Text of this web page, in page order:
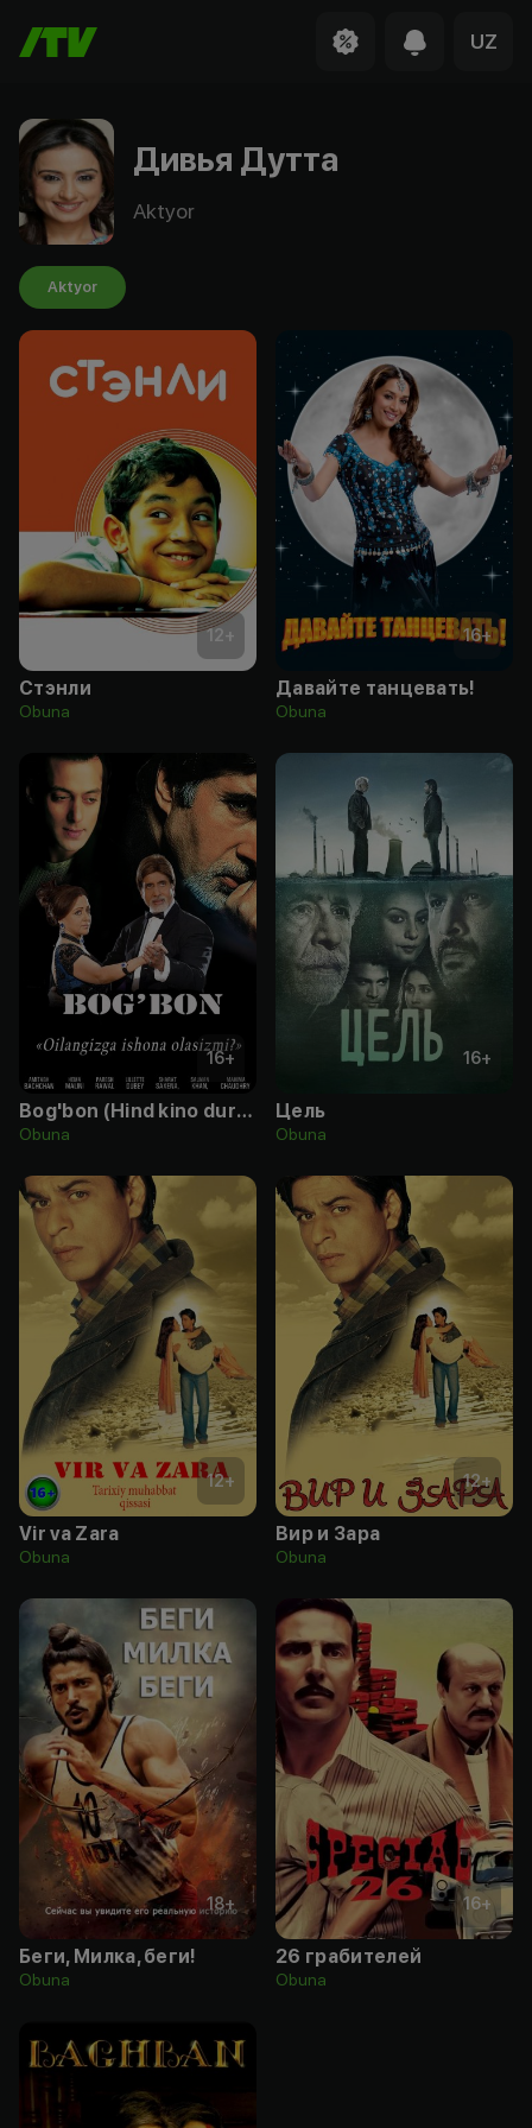
UZ
Дивья Дутта
Aktyor
Aktyor
12+
Стэнли
Obuna
16+
Давайте танцевать!
Obuna
16+
Bog'bon (Hind kino durdonasi)
Obuna
16+
Цель
Obuna
12+
Vir va Zara
Obuna
12+
Вир и Зара
Obuna
18+
Беги, Милка, беги!
Obuna
16+
26 грабителей
Obuna